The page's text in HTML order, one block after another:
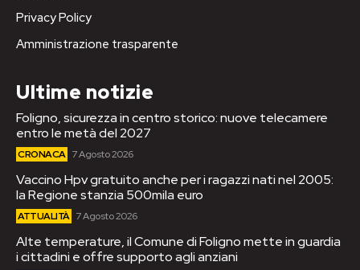
Privacy Policy
Amministrazione trasparente
Ultime notizie
Foligno, sicurezza in centro storico: nuove telecamere
entro le metà del 2027
CRONACA 7 Agosto 2026
Vaccino Hpv gratuito anche per i ragazzi nati nel 2005:
la Regione stanzia 500mila euro
ATTUALITÀ 7 Agosto 2026
Alte temperature, il Comune di Foligno mette in guardia
i cittadini e offre supporto agli anziani